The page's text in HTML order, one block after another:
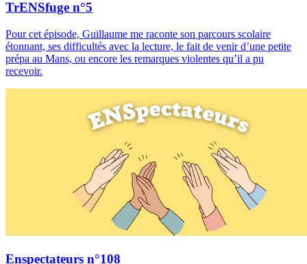
TrENSfuge n°5
Pour cet épisode, Guillaume me raconte son parcours scolaire
étonnant, ses difficultés avec la lecture, le fait de venir d’une petite
prépa au Mans, ou encore les remarques violentes qu’il a pu
recevoir.
Enspectateurs n°108